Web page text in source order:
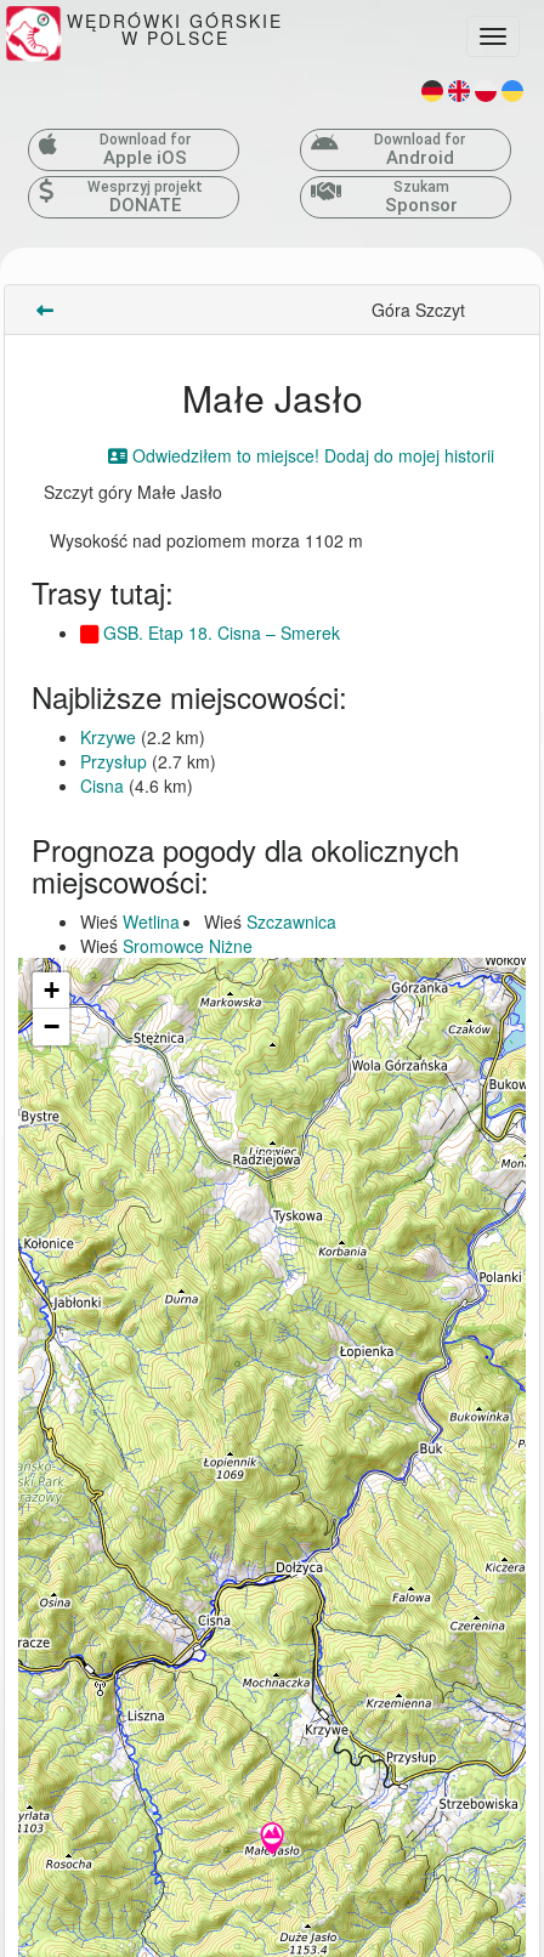
WĘDRÓWKI GÓRSKIE
W POLSCE
Download for
Apple iOS
Download for
Android
Wesprzyj projekt
DONATE
Szukam
Sponsor
Góra Szczyt
Małe Jasło
Odwiedziłem to miejsce! Dodaj do mojej historii
Szczyt góry Małe Jasło
Wysokość nad poziomem morza 1102 m
Trasy tutaj:
GSB. Etap 18. Cisna – Smerek
Najbliższe miejscowości:
Krzywe (2.2 km)
Przysłup (2.7 km)
Cisna (4.6 km)
Prognoza pogody dla okolicznych
miejscowości:
Wieś Wetlina Wieś Szczawnica
Wieś Sromowce Niżne
+
−